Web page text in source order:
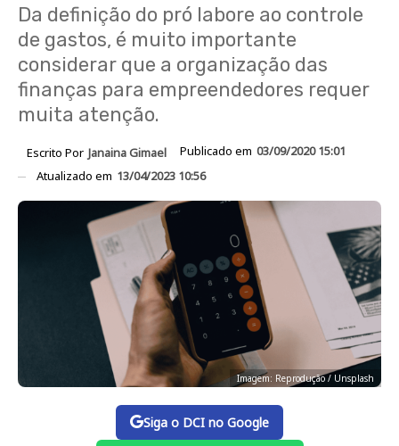
Da definição do pró labore ao controle
de gastos, é muito importante
considerar que a organização das
finanças para empreendedores requer
muita atenção.
Escrito Por Janaina Gimael Publicado em 03/09/2020 15:01
Atualizado em 13/04/2023 10:56
Imagem: Reprodução / Unsplash
Siga o DCI no Google